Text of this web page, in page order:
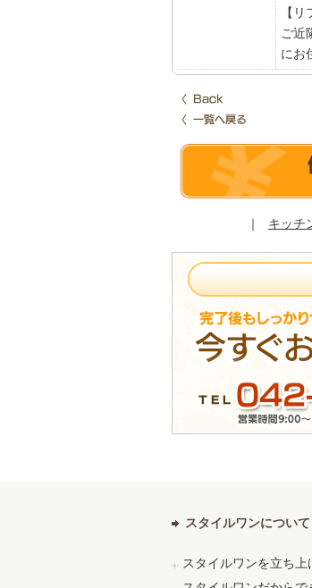
【
ご近
にお
｜ キッチ
スタイルワンについて
スタイルワンを立ち上